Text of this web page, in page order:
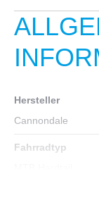
Hersteller
Cannondale
Fahrradtyp